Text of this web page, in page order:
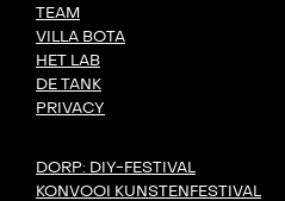
TEAM
VILLA BOTA
HET LAB
DE TANK
PRIVACY
DORP: DIY-FESTIVAL
KONVOOI KUNSTENFESTIVAL